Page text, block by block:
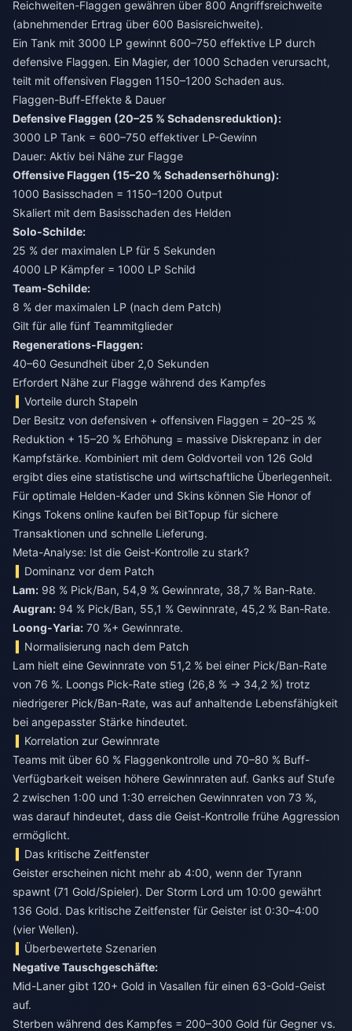
Reichweiten-Flaggen gewähren über 800 Angriffsreichweite
(abnehmender Ertrag über 600 Basisreichweite).
Ein Tank mit 3000 LP gewinnt 600–750 effektive LP durch
defensive Flaggen. Ein Magier, der 1000 Schaden verursacht,
teilt mit offensiven Flaggen 1150–1200 Schaden aus.
Flaggen-Buff-Effekte & Dauer
Defensive Flaggen (20–25 % Schadensreduktion):
3000 LP Tank = 600–750 effektiver LP-Gewinn
Dauer: Aktiv bei Nähe zur Flagge
Offensive Flaggen (15–20 % Schadenserhöhung):
1000 Basisschaden = 1150–1200 Output
Skaliert mit dem Basisschaden des Helden
Solo-Schilde:
25 % der maximalen LP für 5 Sekunden
4000 LP Kämpfer = 1000 LP Schild
Team-Schilde:
8 % der maximalen LP (nach dem Patch)
Gilt für alle fünf Teammitglieder
Regenerations-Flaggen:
40–60 Gesundheit über 2,0 Sekunden
Erfordert Nähe zur Flagge während des Kampfes
Vorteile durch Stapeln
Der Besitz von defensiven + offensiven Flaggen = 20–25 %
Reduktion + 15–20 % Erhöhung = massive Diskrepanz in der
Kampfstärke. Kombiniert mit dem Goldvorteil von 126 Gold
ergibt dies eine statistische und wirtschaftliche Überlegenheit.
Für optimale Helden-Kader und Skins können Sie Honor of
Kings Tokens online kaufen bei BitTopup für sichere
Transaktionen und schnelle Lieferung.
Meta-Analyse: Ist die Geist-Kontrolle zu stark?
Dominanz vor dem Patch
Lam: 98 % Pick/Ban, 54,9 % Gewinnrate, 38,7 % Ban-Rate.
Augran: 94 % Pick/Ban, 55,1 % Gewinnrate, 45,2 % Ban-Rate.
Loong-Yaria: 70 %+ Gewinnrate.
Normalisierung nach dem Patch
Lam hielt eine Gewinnrate von 51,2 % bei einer Pick/Ban-Rate
von 76 %. Loongs Pick-Rate stieg (26,8 % → 34,2 %) trotz
niedrigerer Pick/Ban-Rate, was auf anhaltende Lebensfähigkeit
bei angepasster Stärke hindeutet.
Korrelation zur Gewinnrate
Teams mit über 60 % Flaggenkontrolle und 70–80 % Buff-
Verfügbarkeit weisen höhere Gewinnraten auf. Ganks auf Stufe
2 zwischen 1:00 und 1:30 erreichen Gewinnraten von 73 %,
was darauf hindeutet, dass die Geist-Kontrolle frühe Aggression
ermöglicht.
Das kritische Zeitfenster
Geister erscheinen nicht mehr ab 4:00, wenn der Tyrann
spawnt (71 Gold/Spieler). Der Storm Lord um 10:00 gewährt
136 Gold. Das kritische Zeitfenster für Geister ist 0:30–4:00
(vier Wellen).
Überbewertete Szenarien
Negative Tauschgeschäfte:
Mid-Laner gibt 120+ Gold in Vasallen für einen 63-Gold-Geist
auf.
Sterben während des Kampfes = 200–300 Gold für Gegner vs.